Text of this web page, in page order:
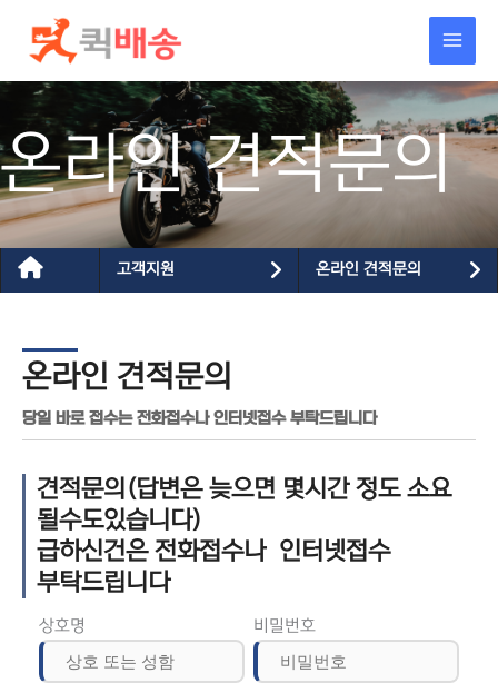
건너뛰기
온라인 견적문의
고객지원 온라인 견적문의
온라인 견적문의
당일 바로 접수는 전화접수나 인터넷접수 부탁드립니다
견적문의(답변은 늦으면 몇시간 정도 소요
될수도있습니다)
급하신건은 전화접수나 인터넷접수
부탁드립니다
상호명 비밀번호